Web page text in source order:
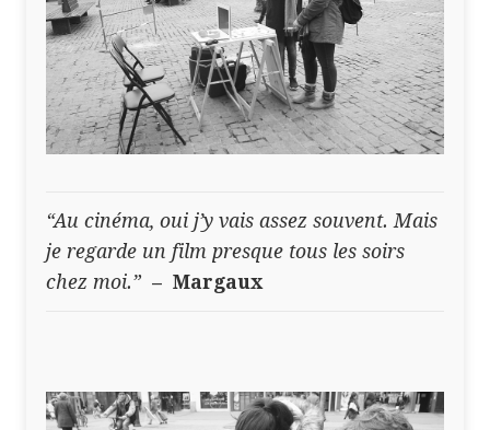
“Au cinéma, oui j’y vais assez souvent. Mais
je regarde un film presque tous les soirs
chez moi.” – Margaux